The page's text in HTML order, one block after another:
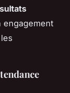
engagement